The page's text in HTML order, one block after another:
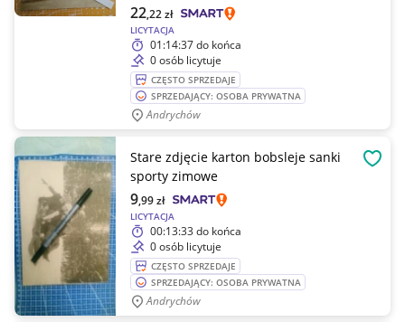
LICYTACJA
22,22zł
01:14:37do końca
0 osób licytuje
CZĘSTO SPRZEDAJE
SPRZEDAJĄCY: OSOBA PRYWATNA
Andrychów
Stare zdjęcie karton bobsleje sanki
sporty zimowe
LICYTACJA
9,99zł
00:13:33do końca
0 osób licytuje
CZĘSTO SPRZEDAJE
SPRZEDAJĄCY: OSOBA PRYWATNA
Andrychów